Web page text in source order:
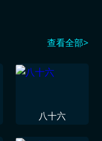
查看全部>
八十六